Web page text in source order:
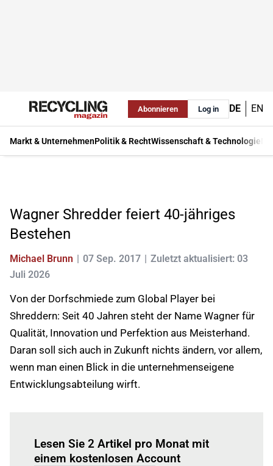
Abonnieren Log in DE EN
Markt & UnternehmenPolitik & RechtWissenschaft & Technologie
Wagner Shredder feiert 40-jähriges
Bestehen
Michael Brunn 07 Sep. 2017
Zuletzt aktualisiert: 03
Juli 2026
Von der Dorfschmiede zum Global Player bei
Shreddern: Seit 40 Jahren steht der Name Wagner für
Qualität, Innovation und Perfektion aus Meisterhand.
Daran soll sich auch in Zukunft nichts ändern, vor allem,
wenn man einen Blick in die unternehmenseigene
Entwicklungsabteilung wirft.
Lesen Sie 2 Artikel pro Monat mit
einem kostenlosen Account